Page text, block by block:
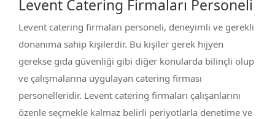
Levent Catering Firmaları Personeli
Levent catering firmaları personeli, deneyimli ve gerekli
donanıma sahip kişilerdir. Bu kişiler gerek hijyen
gerekse gıda güvenliği gibi diğer konularda bilinçli olup
ve çalışmalarına uygulayan catering firması
personelleridir. Levent catering firmaları çalışanlarını
özenle seçmekle kalmaz belirli periyotlarla denetime ve